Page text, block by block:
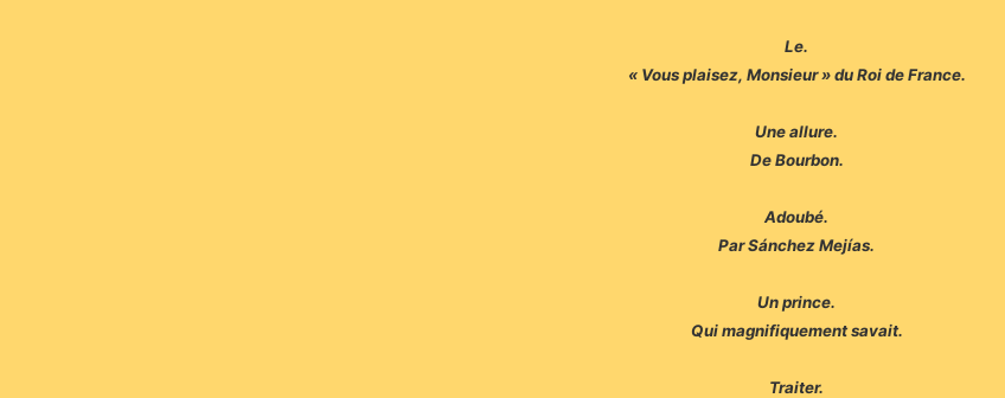
Le.
« Vous plaisez, Monsieur » du Roi de France.
Une allure.
De Bourbon.
Adoubé.
Par Sánchez Mejías.
Un prince.
Qui magnifiquement savait.
Traiter.